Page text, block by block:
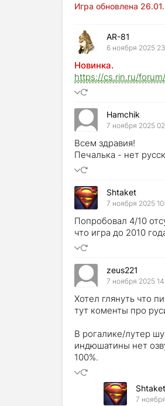
Игра обновлена
AR-81
6 ноября 2025
Новинка.
https://cs.rin.ru/
Hamchik
7 ноября 2025
Всем здравия!
Печалька - нет
Shtaket
7 ноября 2025
Попробовал 4/10
что игра до 2010
zeus221
7 ноября 2025
Хотел глянуть что
тут коменты про
В рогалике/лутер
индюшатины нет
100%.
Shtaket
7